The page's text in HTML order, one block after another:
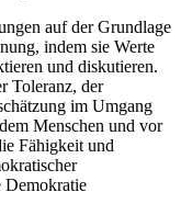
auf der Grundlage
indem sie Werte
und diskutieren.
Toleranz, der
im Umgang
Menschen und vor
Fähigkeit und
Demokratie